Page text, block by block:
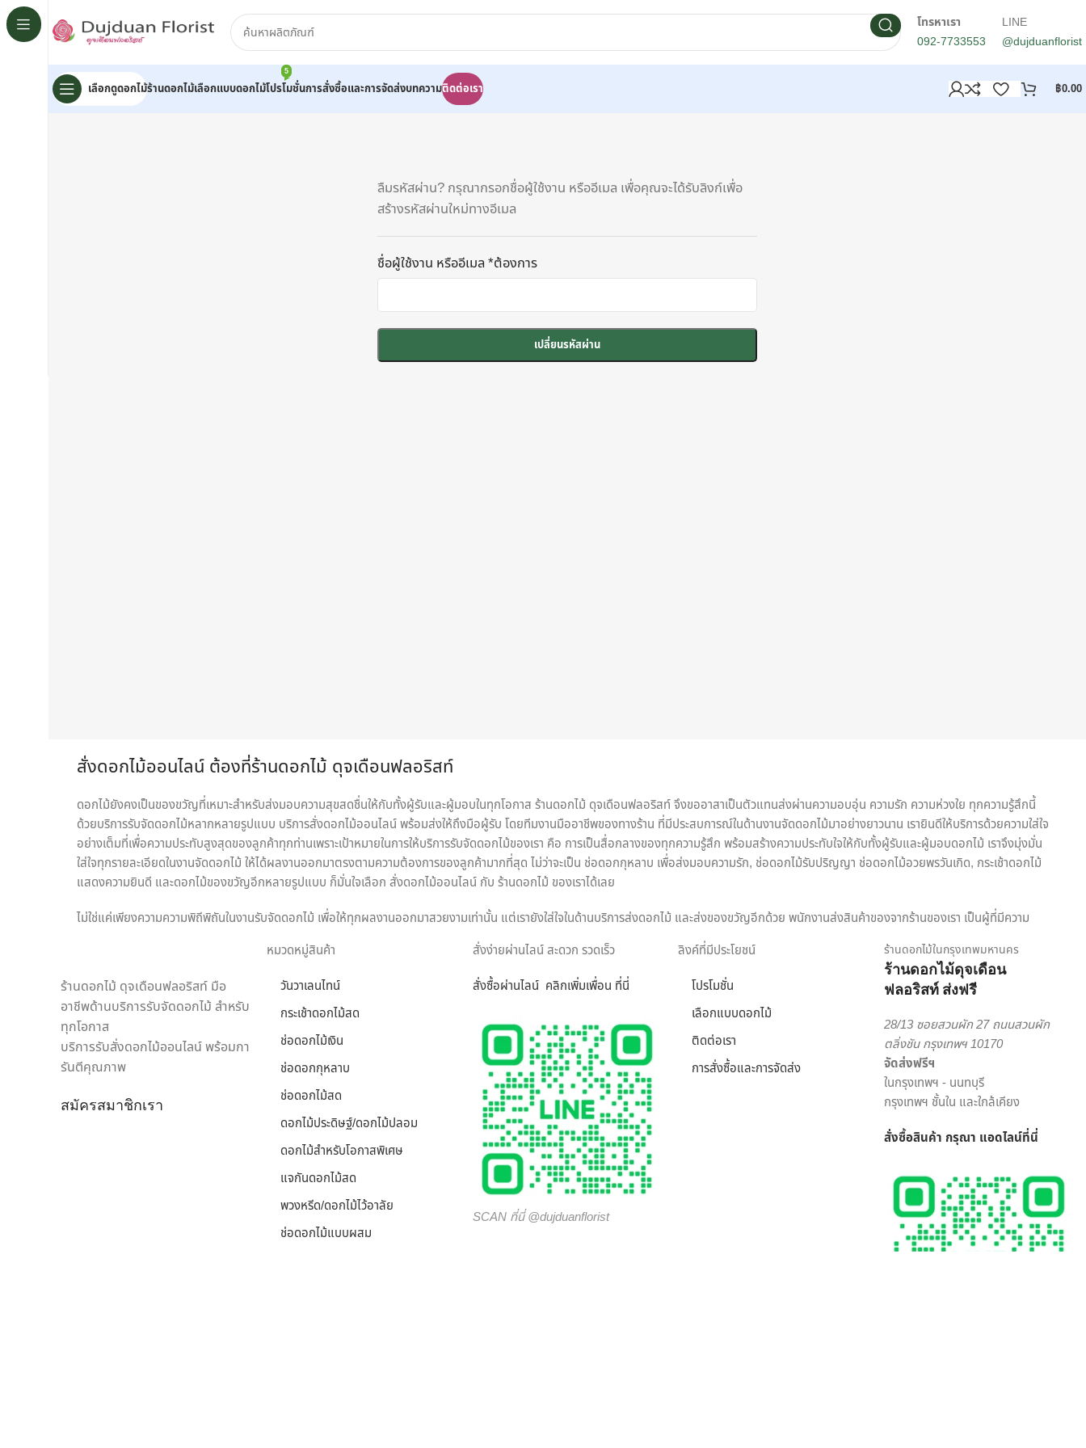
โทรหาเรา
092-7733553
LINE
@dujduanflorist
เลือกดูดอกไม้ร้านดอกไม้เลือกแบบดอกไม้โปรโมชั่น
5
การสั่งซื้อและการจัดส่งบทความติดต่อเรา ฿0.00
ลืมรหัสผ่าน? กรุณากรอกชื่อผู้ใช้งาน หรืออีเมล เพื่อคุณจะได้รับลิงก์เพื่อ
สร้างรหัสผ่านใหม่ทางอีเมล
ชื่อผู้ใช้งาน หรืออีเมล *ต้องการ
เปลี่ยนรหัสผ่าน
สั่งดอกไม้ออนไลน์ ต้องที่ร้านดอกไม้ ดุจเดือนฟลอริสท์
ดอกไม้ยังคงเป็นของขวัญที่เหมาะสำหรับส่งมอบความสุขสดชื่นให้กับทั้งผู้รับและผู้มอบในทุกโอกาส ร้านดอกไม้ ดุจเดือนฟลอริสท์ จึงขออาสาเป็นตัวแทนส่งผ่านความอบอุ่น ความรัก ความห่วงใย ทุกความรู้สึกนี้
ด้วยบริการรับจัดดอกไม้หลากหลายรูปแบบ บริการสั่งดอกไม้ออนไลน์ พร้อมส่งให้ถึงมือผู้รับ โดยทีมงานมืออาชีพของทางร้าน ที่มีประสบการณ์ในด้านงานจัดดอกไม้มาอย่างยาวนาน เรายินดีให้บริการด้วยความใส่ใจ
อย่างเต็มที่เพื่อความประทับสูงสุดของลูกค้าทุกท่านเพราะเป้าหมายในการให้บริการรับจัดดอกไม้ของเรา คือ การเป็นสื่อกลางของทุกความรู้สึก พร้อมสร้างความประทับใจให้กับทั้งผู้รับและผู้มอบดอกไม้ เราจึงมุ่งมั่น
ใส่ใจทุกรายละเอียดในงานจัดดอกไม้ ให้ได้ผลงานออกมาตรงตามความต้องการของลูกค้ามากที่สุด ไม่ว่าจะเป็น ช่อดอกกุหลาบ เพื่อส่งมอบความรัก, ช่อดอกไม้รับปริญญา ช่อดอกไม้อวยพรวันเกิด, กระเช้าดอกไม้
แสดงความยินดี และดอกไม้ของขวัญอีกหลายรูปแบบ ก็มั่นใจเลือก สั่งดอกไม้ออนไลน์ กับ ร้านดอกไม้ ของเราได้เลย
ไม่ใช่แค่เพียงความความพิถีพิถันในงานรับจัดดอกไม้ เพื่อให้ทุกผลงานออกมาสวยงามเท่านั้น แต่เรายังใส่ใจในด้านบริการส่งดอกไม้ และส่งของขวัญอีกด้วย พนักงานส่งสินค้าของจากร้านของเรา เป็นผู้ที่มีความ
เชี่ยวชาญด้านดอกไม้เป็นพิเศษ สามารถดูแลรักษาสินค้าให้ถึงมือผู้รับได้อย่างสมบูรณ์ที่สุด เพราะเรา คือ ร้านดอกไม้ออนไลน์ ที่เน้นให้บริการเพื่อตอบโจทย์ไลฟ์สไตล์ของคนยุคใหม่ สะดวกสบาย ครบครัน ครอบคลุม
เราพร้อมรังสรรค์สินค้าตามความต้องการของคุณ โดยลูกค้าสามารถเลือกสั่งดอกไม้และรูปแบบการจัดดอกไม้ได้อย่างเต็มที่ ทีมงานจาก ร้านดอกไม้ออนไลน์ ดุจเดือน ฟลอริสท์ ยินดีให้คำปรึกษาแนะนำเรื่องการส่ง
ของขวัญ ประเภทดอกไม้ เพื่อสร้างความประทับใจให้กับผู้รับมากที่สุด ไม่ว่าจะเป็นโอกาสพิเศษ งานเทศกาล หรือวันสำคัญใด นึกถึงงานรับจัดดอกไม้จากมืออาชีพ มากประสบการณ์ ต้องเลือกสั่งดอกไม้ออนไลน์ กับ
“ดุจเดือน ฟลอริสท์” เท่านั้น เราไม่ทำให้คุณผิดหวังแน่นอน
ร้านดอกไม้ ดุจเดือนฟลอริสท์ มือ
อาชีพด้านบริการรับจัดดอกไม้ สำหรับ
ทุกโอกาส
บริการรับสั่งดอกไม้ออนไลน์ พร้อมกา
รันตีคุณภาพ
สมัครสมาชิกเรา
หมวดหมู่สินค้า
วันวาเลนไทน์
กระเช้าดอกไม้สด
ช่อดอกไม้เงิน
ช่อดอกกุหลาบ
ช่อดอกไม้สด
ดอกไม้ประดิษฐ์/ดอกไม้ปลอม
ดอกไม้สำหรับโอกาสพิเศษ
แจกันดอกไม้สด
พวงหรีด/ดอกไม้ไว้อาลัย
ช่อดอกไม้แบบผสม
สั่งง่ายผ่านไลน์ สะดวก รวดเร็ว
สั่งซื้อผ่านไลน์ คลิกเพิ่มเพอน ที่นี่
SCAN ที่นี่ @dujduanflorist
ลิงค์ที่มีประโยชน์
โปรโมชั่น
เลือกแบบดอกไม้
ติดต่อเรา
การสั่งซื้อและการจัดส่ง
ร้านดอกไม้ในกรุงเทพมหานคร
ร้านดอกไม้ดุจเดือน
ฟลอริสท์ ส่งฟรี
28/13 ซอยสวนผัก 27 ถนนสวนผัก
ตลิ่งชัน กรุงเทพฯ 10170
จัดส่งฟรีฯ
ในกรุงเทพฯ - นนทบุรี
กรุงเทพฯ ชั้นใน และใกล้เคียง
สั่งซื้อสินค้า กรุณา แอดไลน์ที่นี่